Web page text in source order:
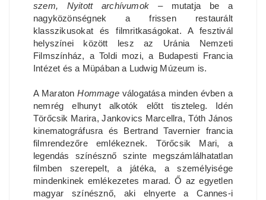
szem, Nyitott archívumok– mutatja be a
nagyközönségnek a frissen restaurált
klasszikusokat és filmritkaságokat. A fesztivál
helyszínei között lesz az Uránia Nemzeti
Filmszínház, a Toldi mozi, a Budapesti Francia
Intézet és a Müpában a Ludwig Múzeum is.
A MaratonHommageválogatása minden évben a
nemrég elhunyt alkotók előtt tiszteleg. Idén
Törőcsik Marira, Jankovics Marcellra, Tóth János
kinematográfusra és Bertrand Tavernier francia
filmrendezőre emlékeznek. Törőcsik Mari, a
legendás színésznő szinte megszámlálhatatlan
filmben szerepelt, a játéka, a személyisége
mindenkinek emlékezetes marad. Ő az egyetlen
magyar színésznő, aki elnyerte a Cannes-i